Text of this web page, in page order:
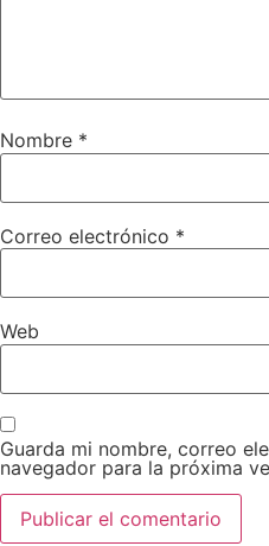
Nombre *
Correo electrónico *
Web
Guarda mi nombre, correo
navegador para la próxima